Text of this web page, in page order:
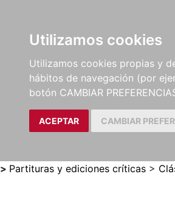
Utilizamos cookies
Utilizamos cookies propias y
hábitos de navegación (por
botón CAMBIAR
ACEPTAR CAMBIAR
LIBROS
MÉTODOS Y
EJERCICIOS
> Partituras y ediciones críticas >